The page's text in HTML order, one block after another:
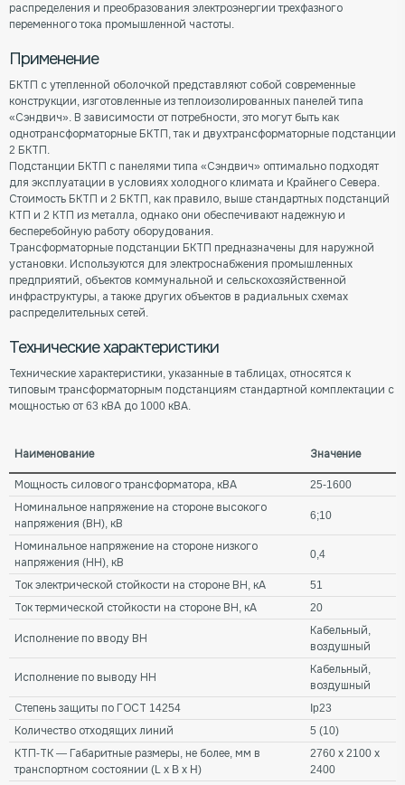
распределения и преобразования электроэнергии трехфазного
переменного тока промышленной частоты.
Применение
БКТП с утепленной оболочкой представляют собой современные
конструкции, изготовленные из теплоизолированных панелей типа
«Сэндвич». В зависимости от потребности, это могут быть как
однотрансформаторные БКТП, так и двухтрансформаторные подстанции
2 БКТП.
Подстанции БКТП с панелями типа «Сэндвич» оптимально подходят
для эксплуатации в условиях холодного климата и Крайнего Севера.
Стоимость БКТП и 2 БКТП, как правило, выше стандартных подстанций
КТП и 2 КТП из металла, однако они обеспечивают надежную и
бесперебойную работу оборудования.
Трансформаторные подстанции БКТП предназначены для наружной
установки. Используются для электроснабжения промышленных
предприятий, объектов коммунальной и сельскохозяйственной
инфраструктуры, а также других объектов в радиальных схемах
распределительных сетей.
Технические характеристики
Технические характеристики, указанные в таблицах, относятся к
типовым трансформаторным подстанциям стандартной комплектации с
мощностью от 63 кВА до 1000 кВА.
Наименование Значение
Мощность силового трансформатора, кВА
25-1600
Номинальное напряжение на стороне высокого
напряжения (ВН), кВ
6;10
Номинальное напряжение на стороне низкого
напряжения (НН), кВ
0,4
Ток электрической стойкости на стороне ВН, кА
51
Ток термической стойкости на стороне ВН, кА
20
Исполнение по вводу ВН
Кабельный,
воздушный
Исполнение по выводу НН
Кабельный,
воздушный
Степень защиты по ГОСТ 14254
Ip23
Количество отходящих линий
5 (10)
КТП-ТК — Габаритные размеры, не более, мм в
транспортном состоянии (L х B х H)
2760 х 2100 х
2400